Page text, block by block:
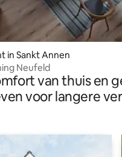
in Sankt Annen
Neufeld
van thuis en
voor langere